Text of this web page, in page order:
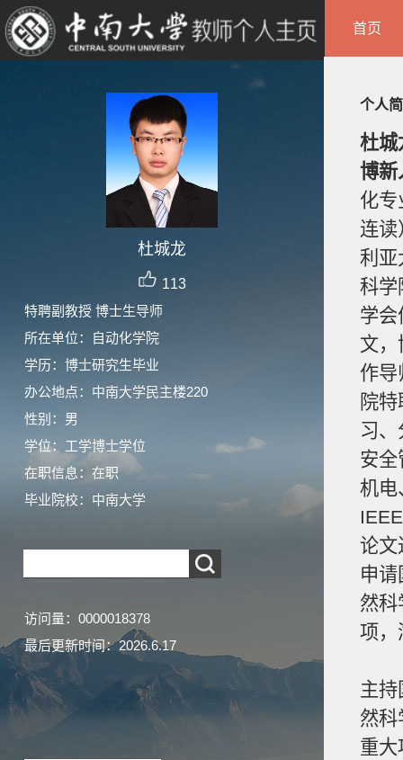
杜城龙
113
特聘副教授 博士生导师
所在单位：自动化学院
学历：博士研究生毕业
办公地点：中南大学民主楼220
性别：男
学位：工学博士学位
在职信息：在职
毕业院校：中南大学
访问量： 0000018378
最后更新时间：2026.6.17
首页
个人
杜城
博新
化专
连读
利亚
科学
学会
文，
作导
院
习、
安全
机电
论文
申
然科
项，
主
然科
重大